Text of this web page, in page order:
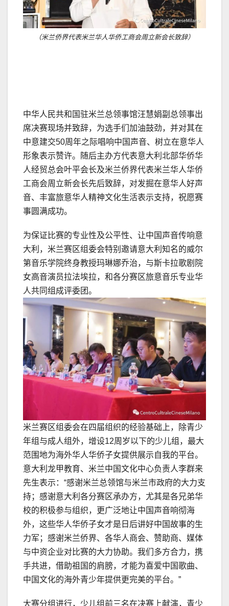
（米兰侨界代表米兰华人华侨工商会周立新会长致辞）
中华人民共和国驻米兰总领事馆汪慧娟副总领事出
席决赛现场并致辞，为选手们加油鼓劲，并对其在
中意建交50周年之际唱响中国声音、树立在意华人
形象表示赞许。随后主办方代表意大利北部华侨华
人经贸总会叶平会长及米兰侨界代表米兰华人华侨
工商会周立新会长先后致辞，对发掘在意华人好声
音、丰富旅意华人精神文化生活表示支持，祝愿赛
事圆满成功。
为保证比赛的专业性及公平性、让中国声音传响意
大利，米兰赛区组委会特别邀请意大利知名的威尔
第音乐学院终身教授玛琳娜乔治，与斯卡拉歌剧院
女高音演员拉法埃拉，和各分赛区旅意音乐专业华
人共同组成评委团。
米兰赛区组委会在四届组织的经验基础上，除青少
年组与成人组外，增设12周岁以下的少儿组，最大
范围地为海外华人华侨子女提供展示自我的平台。
意大利龙甲教育、米兰中国文化中心负责人李群来
先生表示：“感谢米兰总领馆与米兰市政府的大力支
持；感谢意大利各分赛区承办方，尤其是各兄弟华
校的积极参与组织，更广泛地让中国声音响彻海
外，这些华人华侨子女才是日后讲好中国故事的生
力军；感谢米兰侨界、各华人商会、赞助商、媒体
与中资企业对比赛的大力协助。我们多方合力，携
手共进，借助祖国的肩膀，才能为喜爱中国歌曲、
中国文化的海外青少年提供更完美的平台。”
大赛分组进行，少儿组前三名在决赛上献演，青少